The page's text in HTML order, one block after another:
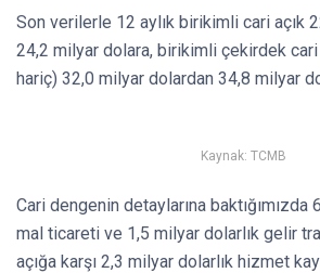
Son verilerle 12 aylık birikimli cari açık
24,2 milyar dolara, birikimli çekirdek
hariç) 32,0 milyar dolardan 34,8 milyar
Kaynak: TCMB
Cari dengenin detaylarına baktığımızda
mal ticareti ve 1,5 milyar dolarlık gelir
açığa karşı 2,3 milyar dolarlık hizmet